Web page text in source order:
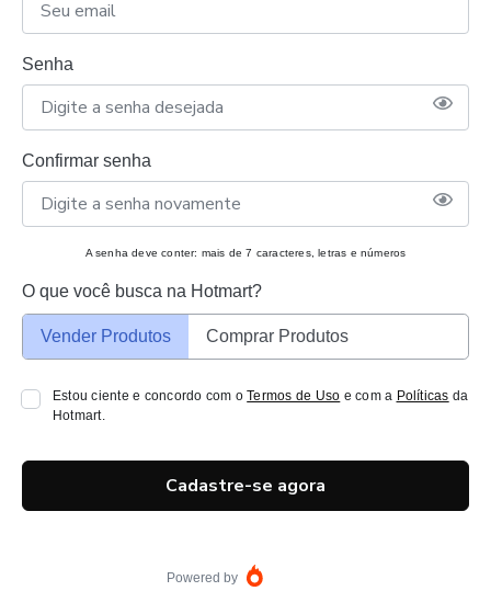
Senha
Confirmar senha
A senha deve conter: mais de 7 caracteres, letras e números
O que você busca na Hotmart?
Vender Produtos Comprar Produtos
Estou ciente e concordo com oTermos de Uso e com a Políticas da
Hotmart.
Cadastre-se agora
Powered by